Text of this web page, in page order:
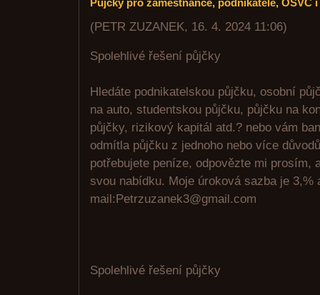
Půjčky pro zaměstnance, podnikatele, OSVČ
(PETR ZUZANEK, 16. 4. 2024 11:06)
Spolehlivé řešení půjčky
Hledáte podnikatelskou půjčku, osobní
na auto, studentskou půjčku, půjčku na
půjčky, rizikový kapitál atd.? nebo vám
odmítla půjčku z jednoho nebo více
potřebujete peníze, odpovězte mi prosím,
svou nabídku. Moje úroková sazba je 3,%
mail:Petrzuzanek3@gmail.com
Spolehlivé řešení půjčky